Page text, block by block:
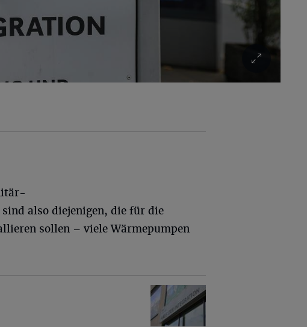
also diejenigen, die für die
sollen – viele Wärmepumpen